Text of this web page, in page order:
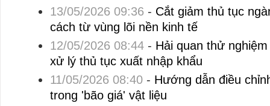
13/05/2026 09:36 - Cắt giảm thủ tục
cách từ vùng lõi nền kinh tế
12/05/2026 08:44- Hải quan thử nghiệm
xử lý thủ tục xuất nhập khẩu
11/05/2026 08:40- Hướng dẫn điều
trong 'bão giá' vật liệu